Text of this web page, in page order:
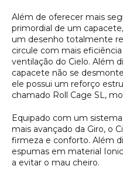
Além de oferecer mais
primordial de um
um desenho totalmente
circule com mais
ventilação do Cielo. Além
capacete não se
ele possui um reforço
chamado Roll Cage SL,
Equipado com um
mais avançado da Giro, o
firmeza e conforto. Além
espumas em material
a evitar o mau cheiro.